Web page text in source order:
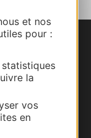
et nos
pour :
la
vos
en